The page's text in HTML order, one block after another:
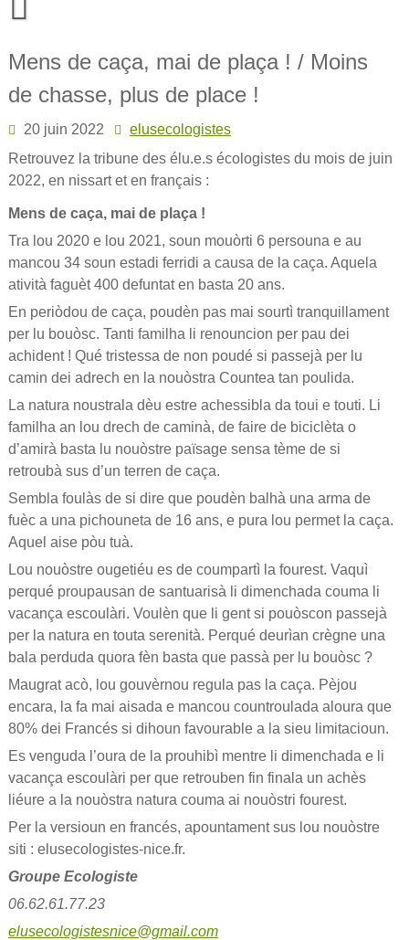
Mens de caça, mai de plaça ! / Moins
de chasse, plus de place !
20 juin 2022
elusecologistes
Retrouvez la tribune des élu.e.s écologistes du mois de juin
2022, en nissart et en français :
Mens de caça, mai de plaça !
Tra lou 2020 e lou 2021, soun mouòrti 6 persouna e au
mancou 34 soun estadi ferridi a causa de la caça. Aquela
atività faguèt 400 defuntat en basta 20 ans.
En periòdou de caça, poudèn pas mai sourtì tranquillament
per lu bouòsc. Tanti familha li renouncion per pau dei
achident ! Qué tristessa de non poudé si passejà per lu
camin dei adrech en la nouòstra Countea tan poulida.
La natura noustrala dèu estre achessibla da toui e touti. Li
familha an lou drech de caminà, de faire de biciclèta o
d’amirà basta lu nouòstre païsage sensa tème de si
retroubà sus d’un terren de caça.
Sembla foulàs de si dire que poudèn balhà una arma de
fuèc a una pichouneta de 16 ans, e pura lou permet la caça.
Aquel aise pòu tuà.
Lou nouòstre ougetiéu es de coumpartì la fourest. Vaquì
perqué proupausan de santuarisà li dimenchada couma li
vacança escoulàri. Voulèn que li gent si pouòscon passejà
per la natura en touta serenità. Perqué deurìan crègne una
bala perduda quora fèn basta que passà per lu bouòsc ?
Maugrat acò, lou gouvèrnou regula pas la caça. Pèjou
encara, la fa mai aisada e mancou countroulada aloura que
80% dei Francés si dihoun favourable a la sieu limitacioun.
Es venguda l’oura de la prouhibì mentre li dimenchada e li
vacança escoulàri per que retrouben fin finala un achès
liéure a la nouòstra natura couma ai nouòstri fourest.
Per la versioun en francés, apountament sus lou nouòstre
siti : elusecologistes-nice.fr.
Groupe Ecologiste
06.62.61.77.23
elusecologistesnice@gmail.com